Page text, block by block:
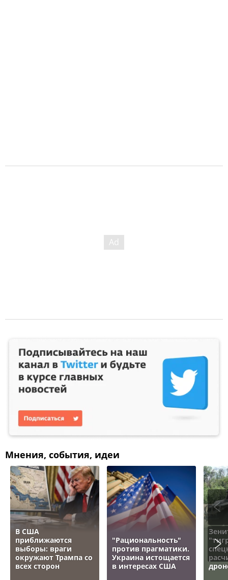
Мнения, события, идеи
В США
приближаются
выборы: враги
окружают Трампа со
всех сторон
"Рациональность"
против прагматики.
Украина истощается
в интересах США